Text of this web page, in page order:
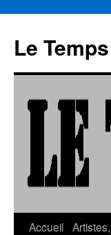
contenu
Le
Accueil